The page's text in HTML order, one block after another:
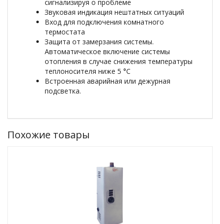
сигнализируя о проблеме
Звуковая индикация нештатных ситуаций
Вход для подключения комнатного
термостата
Защита от замерзания системы.
Автоматическое включение системы
отопления в случае снижения температуры
теплоносителя ниже 5 °C
Встроенная аварийная или дежурная
подсветка.
Похожие товары